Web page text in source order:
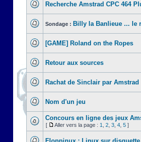
Recherche Amstrad CPC 464
Sondage : Billy la Banlieue ... le
[GAME] Roland on the Ropes
Retour aux sources
Rachat de Sinclair par Amstrad
Nom d'un jeu
Concours en ligne des jeux
[ Aller vers la page : 1 2 3 4 5 ]